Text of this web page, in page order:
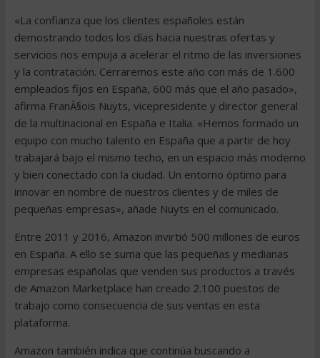
«La confianza que los clientes españoles están
demostrando todos los días hacia nuestras ofertas y
servicios nos empuja a acelerar el ritmo de las inversiones
y la contratación. Cerraremos este año con más de 1.600
empleados fijos en España, 600 más que el año pasado»,
afirma FranÃ§ois Nuyts, vicepresidente y director general
de la multinacional en España e Italia. «Hemos formado un
equipo con mucho talento en España que a partir de hoy
trabajará bajo el mismo techo, en un espacio más moderno
y bien conectado con la ciudad. Un entorno óptimo para
innovar en nombre de nuestros clientes y de miles de
pequeñas empresas», añade Nuyts en el comunicado.
Entre 2011 y 2016, Amazon invirtió 500 millones de euros
en España. A ello se suma que las pequeñas y medianas
empresas españolas que venden sus productos a través
de Amazon Marketplace han creado 2.100 puestos de
trabajo como consecuencia de sus ventas en esta
plataforma.
Amazon también indica que continúa buscando a